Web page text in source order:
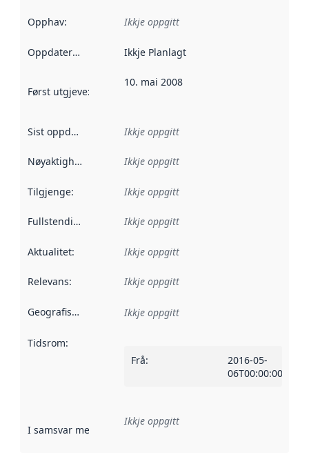
Opphav: Ikkje oppgitt
Oppdateringsfrekvens :
Ikkje Planlagt
Først utgjeve:
10. mai 2008
Sist oppdatert Ikkje oppgitt
Nøyaktigheit Ikkje oppgitt
Tilgjenge: Ikkje oppgitt
Fullstendigheit Ikkje oppgitt
Aktualitet: Ikkje oppgitt
Relevans: Ikkje oppgitt
Geografisk område Ikkje oppgitt
Tidsrom:
Frå:
2016-05-
06T00:00:00Z
I samsvar med Referanse til ei implementeringsregel eller
Ikkje oppgitt